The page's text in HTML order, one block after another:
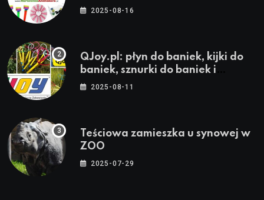
stroje i akcesoria dla animatorów
2025-08-16
QJoy.pl: płyn do baniek, kijki do
baniek, sznurki do baniek i
zestawy do baniek
2025-08-11
Teściowa zamieszka u synowej w
ZOO
2025-07-29